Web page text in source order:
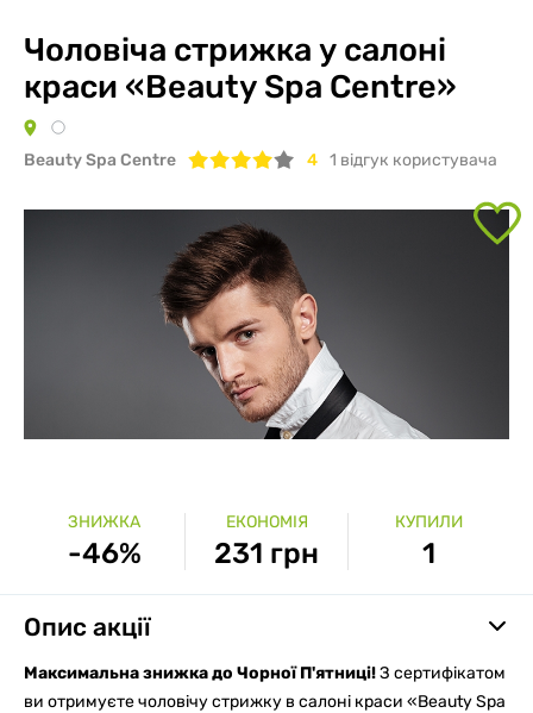
Чоловіча стрижка у салоні
краси «Beauty Spa Centre»
Beauty Spa Centre 4 1 вiдгук користувача
ЗНИЖКА
-46%
ЕКОНОМІЯ
231 грн
КУПИЛИ
1
Опис акції
Максимальна знижка до Чорної П'ятниці!З сертифікатом
ви отримуєте чоловічу стрижку в салоні краси «Beauty Spa